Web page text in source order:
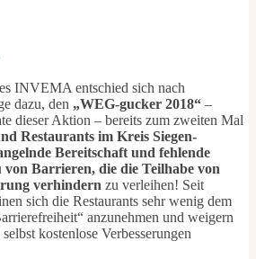
INVEMA entschied sich nach
dazu, den „WEG-gucker 2018“ –
dieser Aktion – bereits zum zweiten Mal
Restaurants im Kreis Siegen-
Bereitschaft und fehlende
Barrieren, die die Teilhabe von
verhindern zu verleihen! Seit
sich die Restaurants sehr wenig dem
anzunehmen und weigern
kostenlose Verbesserungen